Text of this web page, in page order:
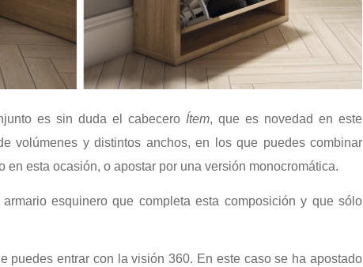
es sin duda el cabecero Ítem, que es novedad en este
volúmenes y distintos anchos, en los que puedes combinar
en esta ocasión, o apostar por una versión monocromática.
esquinero que completa esta composición y que sólo
puedes entrar con la visión 360. En este caso se ha apostado